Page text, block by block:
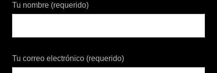
Tu nombre (requerido)
Tu correo electrónico (requerido)